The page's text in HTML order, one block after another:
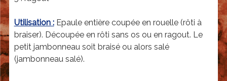
u
l
a
S
Utilisation :Epaule entière coupée en rouelle (rôti à
braiser). Découpée en rôti sans os ou en ragout. Le
petit jambonneau soit braisé ou alors salé
(jambonneau salé).